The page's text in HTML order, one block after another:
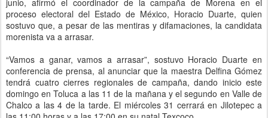
junio, afirmó el coordinador de la campaña de Morena en el
proceso electoral del Estado de México, Horacio Duarte, quien
sostuvo que, a pesar de las mentiras y difamaciones, la candidata
morenista va a arrasar.
“Vamos a ganar, vamos a arrasar”, sostuvo Horacio Duarte en
conferencia de prensa, al anunciar que la maestra Delfina Gómez
tendrá cuatro cierres regionales de campaña, dando inicio este
domingo en Toluca a las 11 de la mañana y el segundo en Valle de
Chalco a las 4 de la tarde. El miércoles 31 cerrará en Jilotepec a